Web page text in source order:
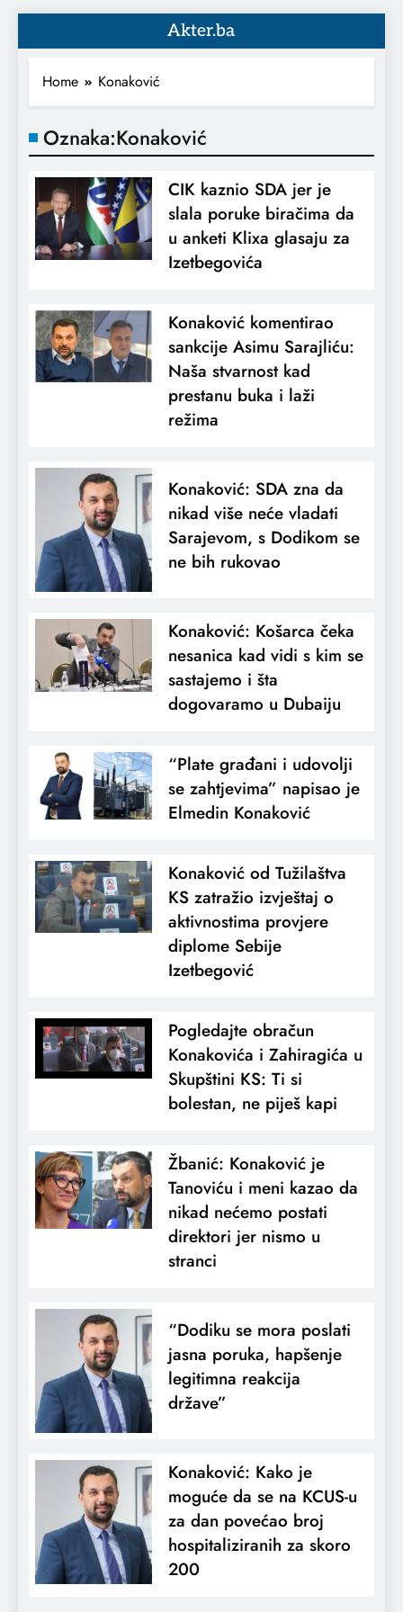
Akter.ba
Home Konaković
Oznaka:Konaković
CIK kaznio SDA jer je
slala poruke biračima da
u anketi Klixa glasaju za
Izetbegovića
Konaković komentirao
sankcije Asimu Sarajliću:
Naša stvarnost kad
prestanu buka i laži
režima
Konaković: SDA zna da
nikad više neće vladati
Sarajevom, s Dodikom se
ne bih rukovao
Konaković: Košarca čeka
nesanica kad vidi s kim se
sastajemo i šta
dogovaramo u Dubaiju
“Plate građani i udovolji
se zahtjevima” napisao je
Elmedin Konaković
Konaković od Tužilaštva
KS zatražio izvještaj o
aktivnostima provjere
diplome Sebije
Izetbegović
Pogledajte obračun
Konakovića i Zahiragića u
Skupštini KS: Ti si
bolestan, ne piješ kapi
Žbanić: Konaković je
Tanoviću i meni kazao da
nikad nećemo postati
direktori jer nismo u
stranci
“Dodiku se mora poslati
jasna poruka, hapšenje
legitimna reakcija
države”
Konaković: Kako je
moguće da se na KCUS-u
za dan povećao broj
hospitaliziranih za skoro
200